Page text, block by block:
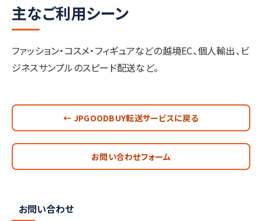
主なご利用シーン
ファッション・コスメ・フィギュアなどの越境EC、個人輸出、ビ
ジネスサンプルのスピード配送など。
← JPGOODBUY転送サービスに戻る
お問い合わせフォーム
お問い合わせ